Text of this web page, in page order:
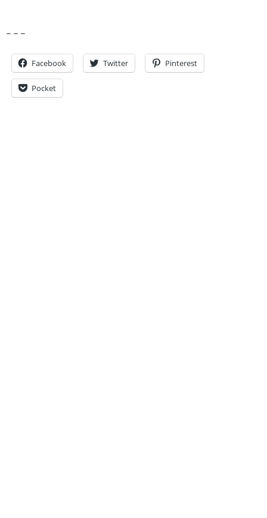
– – –
Facebook Twitter Pinterest
Pocket